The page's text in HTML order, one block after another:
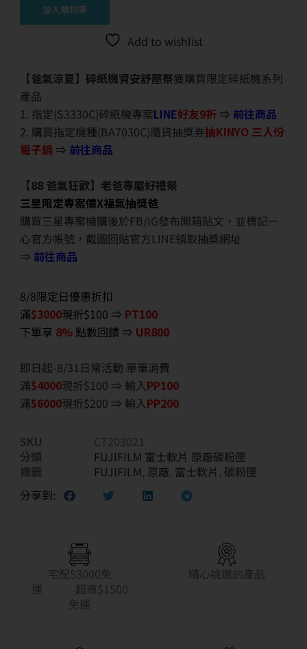
加入購物車
Add to wishlist
【爸氣涼夏】碎紙機資安舒壓祭獲購買限定碎紙機系列
產品
1. 指定(S3330C)碎紙機專案LINE好友9折 ⇒ 前往商品
2. 購買指定機種(BA7030C)隨貨抽獎券抽KINYO 三人份
電子鍋 ⇒ 前往商品
【88 爸氣狂歡】老爸專屬好禮祭
三星限定專案價X福氣抽獎爸
購買三星專案機購後於FB/IG發布開箱貼文，並標記一
心官方帳號，截圖回貼官方LINE領取抽獎網址
⇒ 前往商品
8/8限定日優惠折扣
滿$3000現折$100 ⇒ PT100
下單享 8% 點數回饋 ⇒ UR800
即日起-8/31日常活動 單筆消費
滿$4000現折$100 ⇒ 輸入PP100
滿$6000現折$200 ⇒ 輸入PP200
SKU
CT203021
分類
FUJIFILM 富士軟片 原廠碳粉匣
標籤
FUJIFILM, 原廠, 富士軟片 , 碳粉匣
分享到:
宅配$3000免
運 超商$1500
免運
精心挑選的產品